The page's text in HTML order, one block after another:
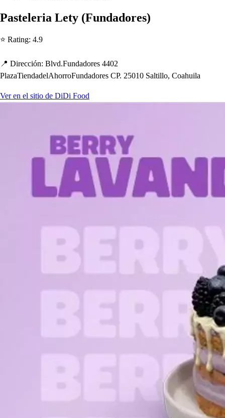
Pasteleria Lety (Fundadores)
⭐ Rating: 4.9
📍 Dirección: Blvd.Fundadores 4402
PlazaTiendadelAhorroFundadores CP. 25010 Saltillo, Coahuila
Ver en el sitio de DiDi Food